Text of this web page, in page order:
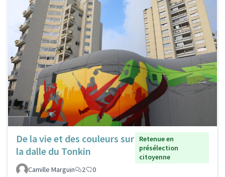
De la vie et des couleurs sur
la dalle du Tonkin
Retenue en
présélection
citoyenne
Camille Marguin
2 0